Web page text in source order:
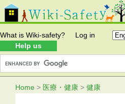
What is Wiki-safety?
Help us
Log in
Home > 医療・健康 > 健康